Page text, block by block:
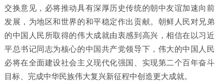
交换意见，必将推动具有深厚历史传统的朝中友谊加速向前
发展，为地区和世界的和平稳定作出贡献。朝鲜人民对兄弟
的中国人民所取得的伟大成就由衷感到高兴，相信在以习近
平总书记同志为核心的中国共产党领导下，伟大的中国人民
必将在全面建设社会主义现代化强国、实现第二个百年奋斗
目标、完成中华民族伟大复兴新征程中创造更大成就。